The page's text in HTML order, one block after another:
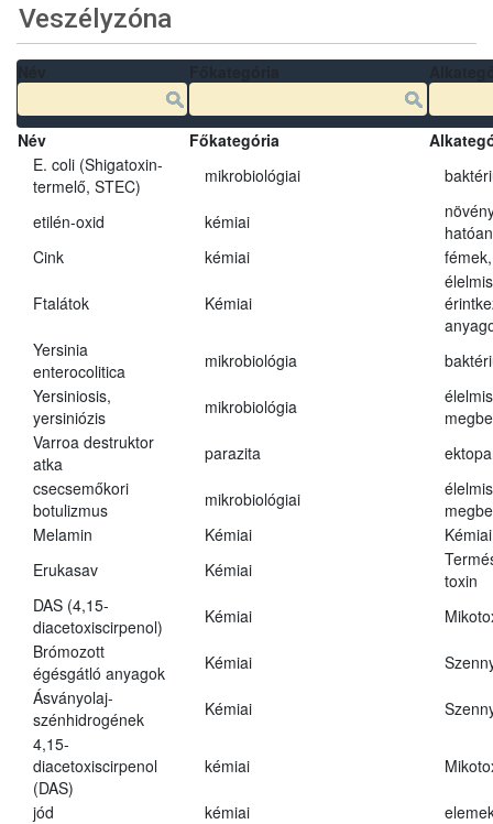
Veszélyzóna
Név Főkategória
E. coli (Shigatoxin-
termelő, STEC)
mikrobiológiai
etilén-oxid kémiai
Cink
kémiai
Ftalátok Kémiai
Yersinia
enterocolitica
mikrobiológia
Yersiniosis,
yersiniózis
mikrobiológia
Varroa destruktor
atka
parazita
csecsemőkori
botulizmus
mikrobiológiai
Melamin
Kémiai
Kémiai
Erukasav
Kémiai
toxin
DAS (4,15-
diacetoxiscirpenol)
Kémiai
Brómozott
égésgátló anyagok
Kémiai
Ásványolaj-
szénhidrogének
Kémiai
4,15-
diacetoxiscirpenol
(DAS)
kémiai
jód kémiai